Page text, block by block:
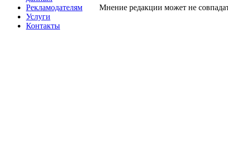
Рекламодателям
Услуги
Контакты
Мнение редакции может не